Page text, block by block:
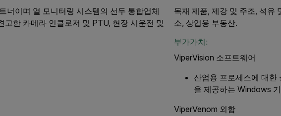
너이며 열 모니터링 시스템의 선두 통합업체
고한 카메라 인클로저 및 PTU, 현장 시운전 및
목재 제품, 제강 및 주조, 석유
소, 상업용 부동산.
부가가치:
ViperVision 소프트웨어
산업용 프로세스에 대한
을 제공하는 Windows
ViperVenom 외함